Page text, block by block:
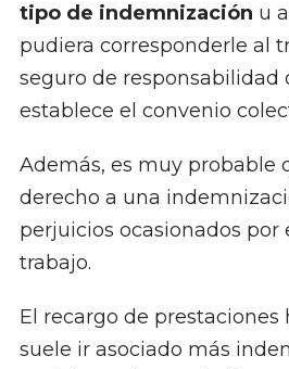
tipo de indemnización u
pudiera corresponderle al
seguro de responsabilidad
establece el convenio
Además, es muy probable
derecho a una
perjuicios ocasionados por
trabajo.
El recargo de
suele ir asociado más